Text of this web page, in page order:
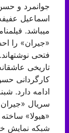
جوانمرد و
میباشد.
«جیران» را
فتحی
تاریخی
کارگردانی
ادامه دارد.
سریال
«هیولا»
شبکه نمایش